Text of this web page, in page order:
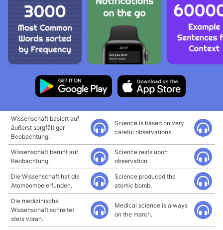
Wissenschaft basiert auf
äußerst sorgfältiger
Beobachtung.
Science is based on very
careful observations.
Wissenschaft beruht auf
Beobachtung.
Science rests upon
observation.
Die Wissenschaft hat die
Atombombe erfunden.
Science produced the
atomic bomb.
Die medizinische
Wissenschaft schreitet
stets voran.
Medical science is always
on the march.